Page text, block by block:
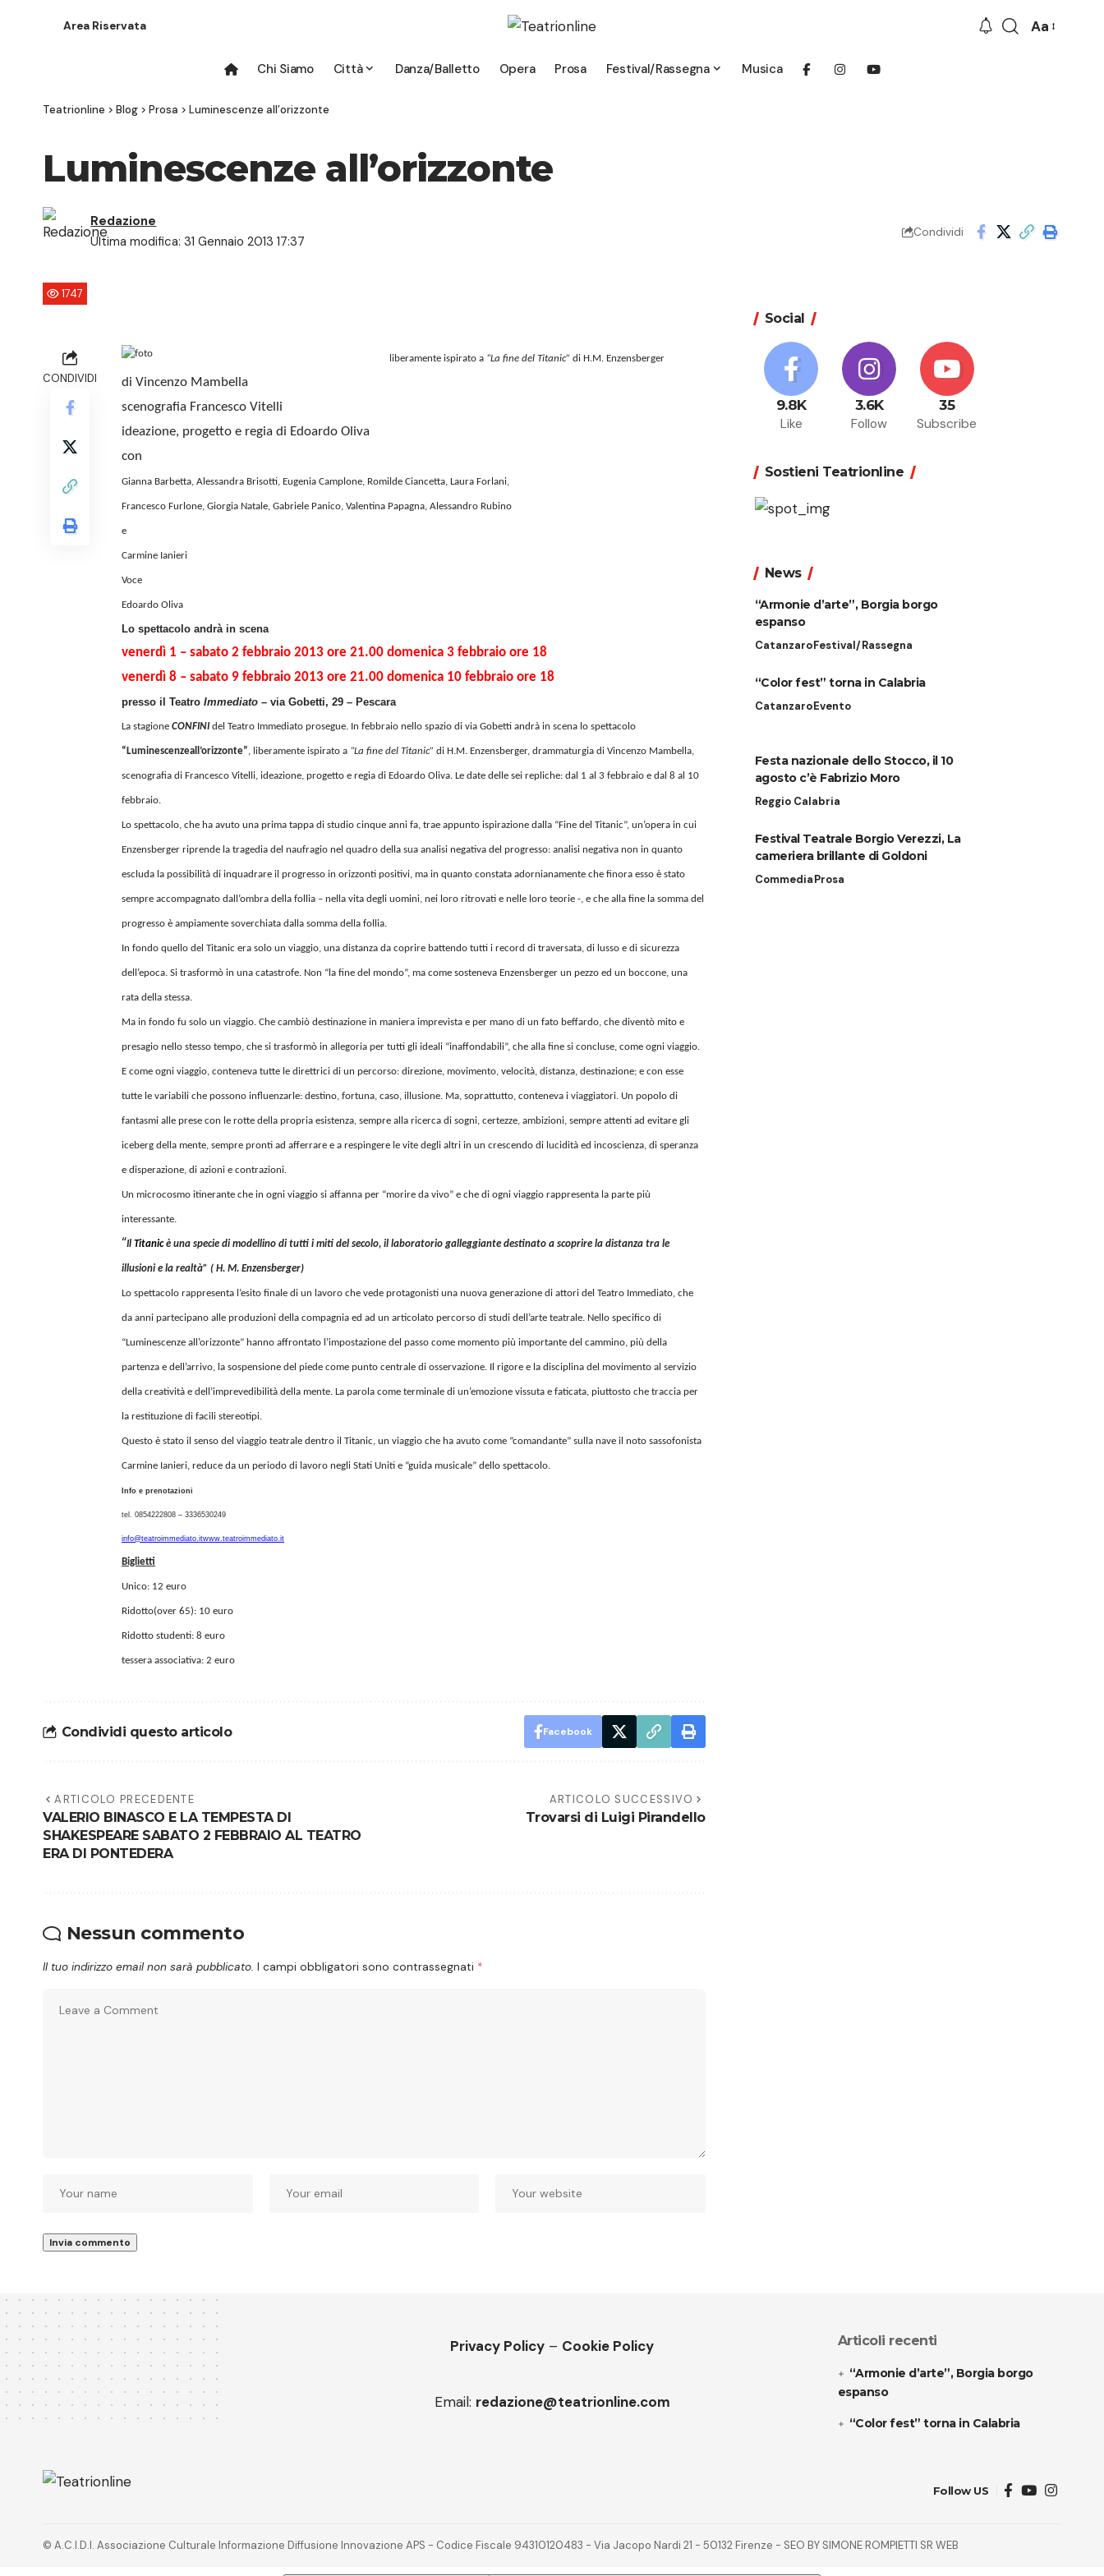
Area Riservata
Font
Aa
Chi Siamo Città Danza/Balletto Opera Prosa Festival/Rassegna Musica
Teatrionline > Blog > Prosa > Luminescenze all’orizzonte
Luminescenze all’orizzonte
Ultima modifica: 31 Gennaio 2013 17:37
Redazione
Condividi
1747
CONDIVIDI
liberamente ispirato a “La fine del Titanic” di H.M. Enzensberger
di Vincenzo Mambella
scenografia Francesco Vitelli
ideazione, progetto e regia di Edoardo Oliva
con
Gianna Barbetta, Alessandra Brisotti, Eugenia Camplone, Romilde Ciancetta, Laura Forlani,
Francesco Furlone, Giorgia Natale, Gabriele Panico, Valentina Papagna, Alessandro Rubino
e
Carmine Ianieri
Voce
Edoardo Oliva
Lo spettacolo andrà in scena
venerdì 1 – sabato 2 febbraio 2013 ore 21.00 domenica 3 febbraio ore 18
venerdì 8 – sabato 9 febbraio 2013 ore 21.00 domenica 10 febbraio ore 18
presso il Teatro Immediato – via Gobetti, 29 – Pescara
La stagione CONFINIdel Teatro Immediato prosegue. In febbraio nello spazio di via Gobetti andrà in scena lo spettacolo
“Luminescenzeall’orizzonte”, liberamente ispirato a “La fine del Titanic” di H.M. Enzensberger, drammaturgia di Vincenzo Mambella,
scenografia di Francesco Vitelli, ideazione, progetto e regia di Edoardo Oliva. Le date delle sei repliche: dal 1 al 3 febbraio e dal 8 al 10
febbraio.
Lo spettacolo, che ha avuto una prima tappa di studio cinque anni fa, trae appunto ispirazione dalla “Fine del Titanic”, un’opera in cui
Enzensberger riprende la tragedia del naufragio nel quadro della sua analisi negativa del progresso: analisi negativa non in quanto
escluda la possibilità di inquadrare il progresso in orizzonti positivi, ma in quanto constata adornianamente che finora esso è stato
sempre accompagnato dall’ombra della follia – nella vita degli uomini, nei loro ritrovati e nelle loro teorie -, e che alla fine la somma del
progresso è ampiamente soverchiata dalla somma della follia.
In fondo quello del Titanic era solo un viaggio, una distanza da coprire battendo tutti i record di traversata, di lusso e di sicurezza
dell’epoca. Si trasformò in una catastrofe. Non “la fine del mondo”, ma come sosteneva Enzensberger un pezzo ed un boccone, una
rata della stessa.
Ma in fondo fu solo un viaggio. Che cambiò destinazione in maniera imprevista e per mano di un fato beffardo, che diventò mito e
presagio nello stesso tempo, che si trasformò in allegoria per tutti gli ideali “inaffondabili”, che alla fine si concluse, come ogni viaggio.
E come ogni viaggio, conteneva tutte le direttrici di un percorso: direzione, movimento, velocità, distanza, destinazione; e con esse
tutte le variabili che possono influenzarle: destino, fortuna, caso, illusione. Ma, soprattutto, conteneva i viaggiatori. Un popolo di
fantasmi alle prese con le rotte della propria esistenza, sempre alla ricerca di sogni, certezze, ambizioni, sempre attenti ad evitare gli
iceberg della mente, sempre pronti ad afferrare e a respingere le vite degli altri in un crescendo di lucidità ed incoscienza, di speranza
e disperazione, di azioni e contrazioni.
Un microcosmo itinerante che in ogni viaggio si affanna per “morire da vivo” e che di ogni viaggio rappresenta la parte più
interessante.
“Il Titanicè una specie di modellino di tutti i miti del secolo, il laboratorio galleggiante destinato a scoprire la distanza tra le
illusioni e la realtà” ( H. M. Enzensberger)
Lo spettacolo rappresenta l’esito finale di un lavoro che vede protagonisti una nuova generazione di attori del Teatro Immediato, che
da anni partecipano alle produzioni della compagnia ed ad un articolato percorso di studi dell’arte teatrale. Nello specifico di
“Luminescenze all’orizzonte” hanno affrontato l’impostazione del passo come momento più importante del cammino, più della
partenza e dell’arrivo, la sospensione del piede come punto centrale di osservazione. Il rigore e la disciplina del movimento al servizio
della creatività e dell’imprevedibilità della mente. La parola come terminale di un’emozione vissuta e faticata, piuttosto che traccia per
la restituzione di facili stereotipi.
Questo è stato il senso del viaggio teatrale dentro il Titanic, un viaggio che ha avuto come “comandante” sulla nave il noto sassofonista
Carmine Ianieri, reduce da un periodo di lavoro negli Stati Uniti e “guida musicale” dello spettacolo.
Info e prenotazioni
tel. 0854222808 – 3336530249
info@teatroimmediato.itwww.teatroimmediato.it
Biglietti
Unico: 12 euro
Ridotto(over 65): 10 euro
Ridotto studenti: 8 euro
tessera associativa: 2 euro
Condividi questo articolo Facebook
ARTICOLO PRECEDENTE
VALERIO BINASCO E LA TEMPESTA DI
SHAKESPEARE SABATO 2 FEBBRAIO AL TEATRO
ERA DI PONTEDERA
ARTICOLO SUCCESSIVO
Trovarsi di Luigi Pirandello
Nessun commento
Il tuo indirizzo email non sarà pubblicato. I campi obbligatori sono contrassegnati *
Social
9.8K
Like
3.6K
Follow
35
Subscribe
Sostieni Teatrionline
News
“Armonie d’arte”, Borgia borgo
espanso
CatanzaroFestival/Rassegna
“Color fest” torna in Calabria
CatanzaroEvento
Festa nazionale dello Stocco, il 10
agosto c’è Fabrizio Moro
Reggio Calabria
Festival Teatrale Borgio Verezzi, La
cameriera brillante di Goldoni
CommediaProsa
Privacy Policy – Cookie Policy
Email: redazione@teatrionline.com
Articoli recenti
“Armonie d’arte”, Borgia borgo
espanso
“Color fest” torna in Calabria
Follow US
© A.C.I.D.I. Associazione Culturale Informazione Diffusione Innovazione APS - Codice Fiscale 94310120483 - Via Jacopo Nardi 21 - 50132 Firenze - SEO BY SIMONE ROMPIETTI SR WEB